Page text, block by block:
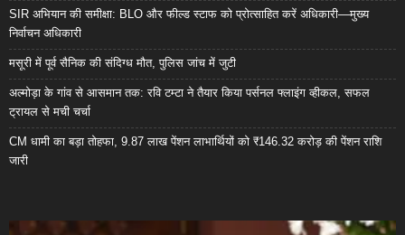
SIR अभियान की समीक्षा: BLO और फील्ड स्टाफ को प्रोत्साहित करें अधिकारी—मुख्य
निर्वाचन अधिकारी
मसूरी में पूर्व सैनिक की संदिग्ध मौत, पुलिस जांच में जुटी
अल्मोड़ा के गांव से आसमान तक: रवि टम्टा ने तैयार किया पर्सनल फ्लाइंग व्हीकल, सफल
ट्रायल से मची चर्चा
CM धामी का बड़ा तोहफा, 9.87 लाख पेंशन लाभार्थियों को ₹146.32 करोड़ की पेंशन राशि
जारी